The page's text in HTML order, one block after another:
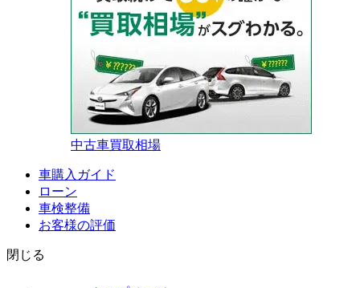
中古車買取相場
車購入ガイド
ローン
車検整備
お客様の評価
閉じる